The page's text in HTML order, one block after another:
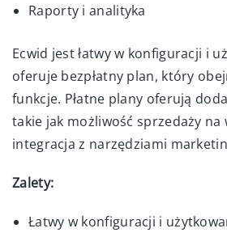
Raporty i analityka
Ecwid jest łatwy w konfiguracji i
oferuje bezpłatny plan, który
funkcje. Płatne plany oferują
takie jak możliwość sprzedaży
integracja z narzędziami
Zalety:
Łatwy w konfiguracji i